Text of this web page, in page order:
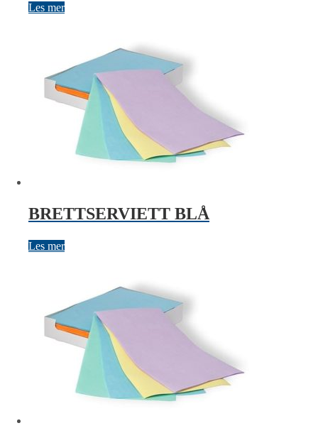
Les mer
BRETTSERVIETT BLÅ
Les mer